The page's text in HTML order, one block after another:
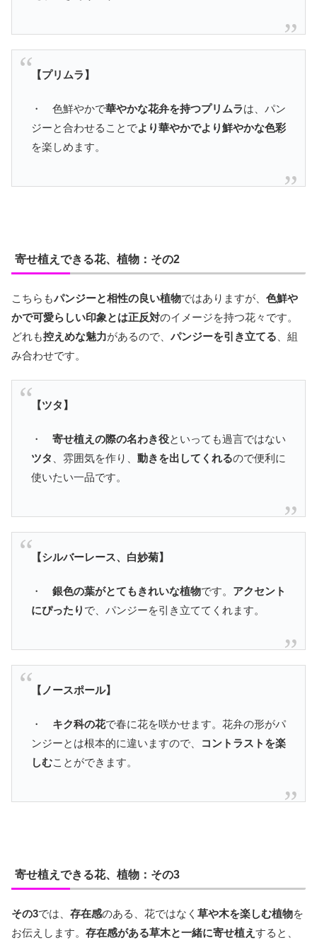
【プリムラ】
・ 色鮮やかで華やかな花弁を持つプリムラは、パン
ジーと合わせることでより華やかでより鮮やかな色彩
を楽しめます。
寄せ植えできる花、植物：その2
こちらもパンジーと相性の良い植物ではありますが、 色鮮や
かで可愛らしい印象とは正反対のイメージを持つ花々です。
どれも控えめな魅力があるので、 パンジーを引き立てる 、組
み合わせです。
【ツタ】
・ 寄せ植えの際の名わき役といっても過言ではない
ツタ
、雰囲気を作り、 動きを出してくれるので便利に
使いたい一品です。
【シルバーレース、白妙菊】
・ 銀色の葉がとてもきれいな植物です。 アクセント
にぴったり で、パンジーを引き立ててくれます。
【ノースポール】
・ キク科の花で春に花を咲かせます。花弁の形がパ
ンジーとは根本的に違いますので、
コントラストを楽
しむことができます。
寄せ植えできる花、植物：その3
その3では、 存在感のある、花ではなく 草や木を楽しむ植物を
お伝えします。 存在感がある草木と一緒に寄せ植え すると、